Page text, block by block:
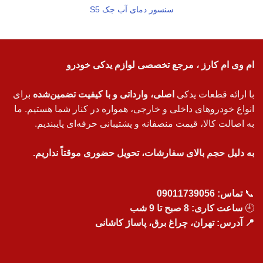
سنسور دمای آب جک S5
ام وی ام کارز ، مرجع تخصصی لوازم یدکی خودرو
با ارائه قطعات یدکی اصلی، وارداتی و با کیفیت تضمین‌شده برای
انواع خودروهای داخلی و خارجی، همواره در کنار شما هستیم. ما
به اصالت کالا، قیمت منصفانه و پشتیبانی حرفه‌ای پایبندیم.
به دلیل حجم بالای سفارشات، تحویل حضوری موقتاً نداریم.
📞تماس: 09011739056
🕘 ساعت کاری: 8 صبح تا 9 شب
📍 آدرس: تهران، چراغ برق، پاساژ کاشانی